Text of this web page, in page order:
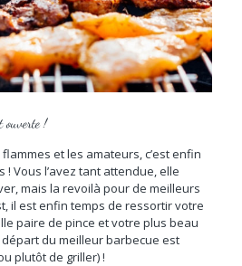
ouverte !
et les amateurs, c’est enfin
Vous l’avez tant attendue, elle
mais la revoilà pour de meilleurs
il est enfin temps de ressortir votre
paire de pince et votre plus beau
du meilleur barbecue est
plutôt de griller) !